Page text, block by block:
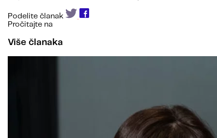
Podelite članak
Pročitajte na
Više članaka